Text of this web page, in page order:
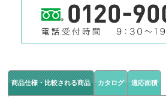
商品仕様・比較される商品 カタログ 適応面積